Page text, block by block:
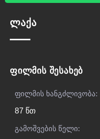
ლაქა
ფილმის შესახებ
ფილმის ხანგძლივობა:
87 წთ
გამოშვების წელი: